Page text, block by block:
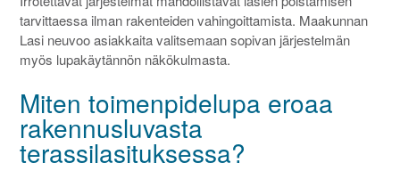
tarvittaessa ilman rakenteiden vahingoittamista. Maakunnan
Lasi neuvoo asiakkaita valitsemaan sopivan järjestelmän
myös lupakäytännön näkökulmasta.
Miten toimenpidelupa eroaa
rakennusluvasta
terassilasituksessa?